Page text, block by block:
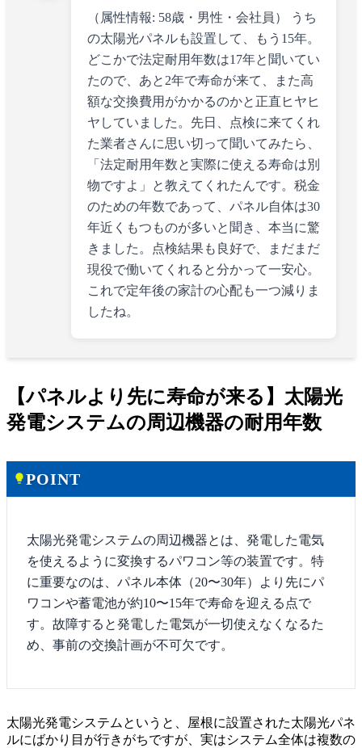
（属性情報: 58歳・男性・会社員） うち
の太陽光パネルも設置して、もう15年。
どこかで法定耐用年数は17年と聞いてい
たので、あと2年で寿命が来て、また高
額な交換費用がかかるのかと正直ヒヤヒ
ヤしていました。先日、点検に来てくれ
た業者さんに思い切って聞いてみたら、
「法定耐用年数と実際に使える寿命は別
物ですよ」と教えてくれたんです。税金
のための年数であって、パネル自体は30
年近くもつものが多いと聞き、本当に驚
きました。点検結果も良好で、まだまだ
現役で働いてくれると分かって一安心。
これで定年後の家計の心配も一つ減りま
したね。
【パネルより先に寿命が来る】太陽光
発電システムの周辺機器の耐用年数
lightbulbPOINT
太陽光発電システムの周辺機器とは、発電した電気
を使えるように変換するパワコン等の装置です。特
に重要なのは、パネル本体（20〜30年）より先にパ
ワコンや蓄電池が約10〜15年で寿命を迎える点で
す。故障すると発電した電気が一切使えなくなるた
め、事前の交換計画が不可欠です。
太陽光発電システムというと、屋根に設置された太陽光パネ
ルにばかり目が行きがちですが、実はシステム全体は複数の